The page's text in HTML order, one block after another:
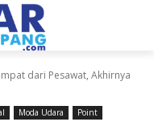
dari Pesawat, Akhirnya
Moda Udara Point